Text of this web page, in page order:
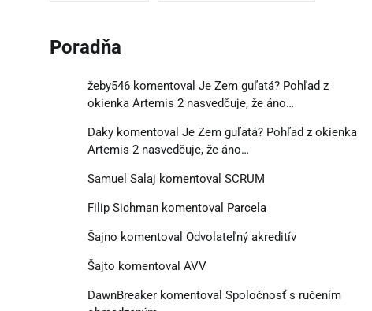
Poradňa
žeby546komentoval Je Zem guľatá? Pohľad z
okienka Artemis 2 nasvedčuje, že áno…
Dakykomentoval Je Zem guľatá? Pohľad z okienka
Artemis 2 nasvedčuje, že áno…
Samuel Salaj komentoval SCRUM
Filip Sichmankomentoval Parcela
Šajno komentoval Odvolateľný akreditív
Šajto komentoval AVV
DawnBreakerkomentoval Spoločnosť s ručením